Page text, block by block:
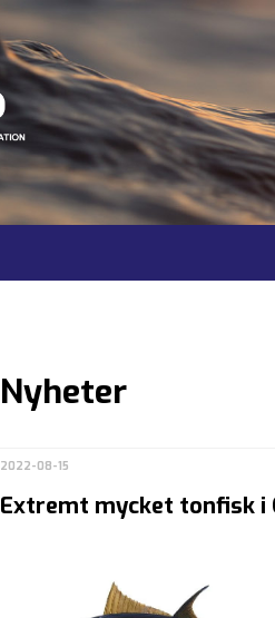
Nyheter
2022-08-15
Extremt mycket tonfisk i